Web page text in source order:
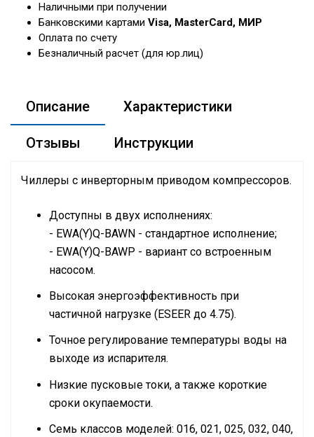
Наличными при получении
Банковскими картами Visa, MasterCard, МИР
Оплата по счету
Безналичный расчет (для юр.лиц)
Описание Характеристики
Отзывы Инструкции
Чиллеры с инверторным приводом компрессоров.
Доступны в двух исполнениях:
- EWA(Y)Q-BAWN - стандартное исполнение;
- EWA(Y)Q-BAWP - вариант со встроенным
насосом.
Высокая энергоэффективность при
частичной нагрузке (ESEER до 4.75).
Точное регулирование температуры воды на
выходе из испарителя.
Низкие пусковые токи, а также короткие
сроки окупаемости.
Семь классов моделей: 016, 021, 025, 032, 040,